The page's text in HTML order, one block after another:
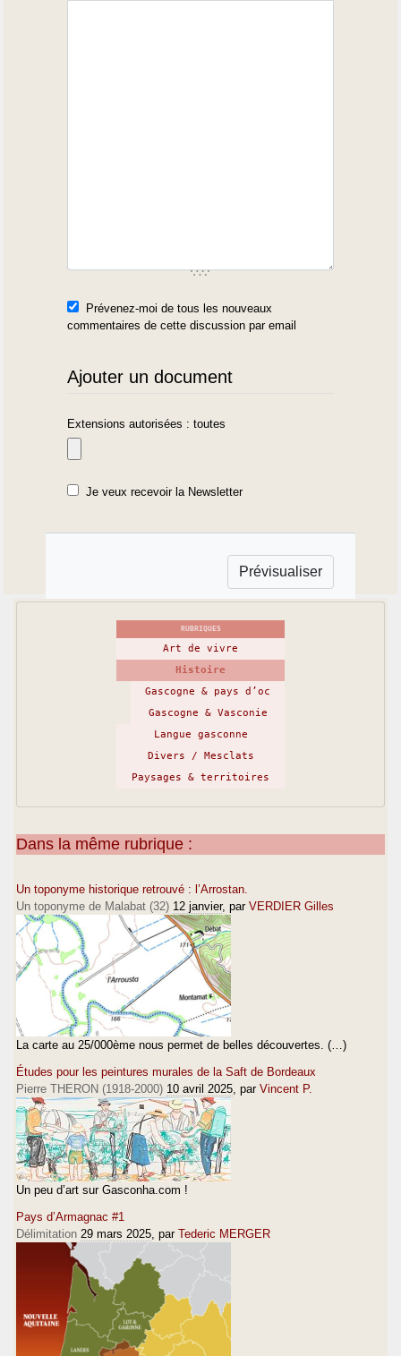
Prévenez-moi de tous les nouveaux
commentaires de cette discussion par email
Ajouter un document
Extensions autorisées : toutes
Je veux recevoir la Newsletter
RUBRIQUES
Art de vivre
Histoire
Gascogne & pays d’oc
Gascogne & Vasconie
Langue gasconne
Divers / Mesclats
Paysages & territoires
Dans la même rubrique :
Un toponyme historique retrouvé : l’Arrostan.
Un toponyme de Malabat (32) 12 janvier, par VERDIER Gilles
La carte au 25/000ème nous permet de belles découvertes. (…)
Études pour les peintures murales de la Saft de Bordeaux
Pierre THERON (1918-2000) 10 avril 2025 , par Vincent P.
Un peu d’art sur Gasconha.com !
Pays d’Armagnac #1
Délimitation 29 mars 2025 , par Tederic MERGER